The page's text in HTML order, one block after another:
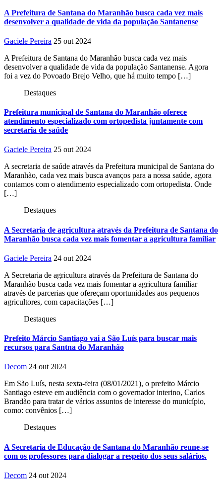
A Prefeitura de Santana do Maranhão busca cada vez mais
desenvolver a qualidade de vida da população Santanense
Gaciele Pereira 25 out 2024
A Prefeitura de Santana do Maranhão busca cada vez mais
desenvolver a qualidade de vida da população Santanense. Agora
foi a vez do Povoado Brejo Velho, que há muito tempo […]
Destaques
Prefeitura municipal de Santana do Maranhão oferece
atendimento especializado com ortopedista juntamente com
secretaria de saúde
Gaciele Pereira 25 out 2024
A secretaria de saúde através da Prefeitura municipal de Santana do
Maranhão, cada vez mais busca avanços para a nossa saúde, agora
contamos com o atendimento especializado com ortopedista. Onde
[…]
Destaques
A Secretaria de agricultura através da Prefeitura de Santana do
Maranhão busca cada vez mais fomentar a agricultura familiar
Gaciele Pereira 24 out 2024
A Secretaria de agricultura através da Prefeitura de Santana do
Maranhão busca cada vez mais fomentar a agricultura familiar
através de parcerias que ofereçam oportunidades aos pequenos
agricultores, com capacitações […]
Destaques
Prefeito Márcio Santiago vai a São Luís para buscar mais
recursos para Santna do Maranhão
Decom 24 out 2024
Em São Luís, nesta sexta-feira (08/01/2021), o prefeito Márcio
Santiago esteve em audiência com o governador interino, Carlos
Brandão para tratar de vários assuntos de interesse do município,
como: convênios […]
Destaques
A Secretaria de Educação de Santana do Maranhão reune-se
com os professores para dialogar a respeito dos seus salários.
Decom 24 out 2024